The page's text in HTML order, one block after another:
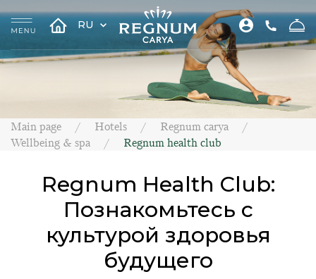
RU
Main page Hotels
Regnum carya
Wellbeing & spa
Regnum health club
Regnum Health Club:
Познакомьтесь с
культурой здоровья
будущего